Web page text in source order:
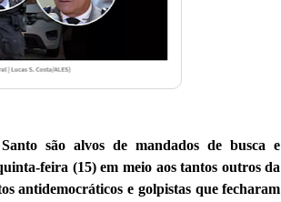
são alvos de mandados de busca e
feira (15) em meio aos tantos outros da
antidemocráticos e golpistas que fecharam